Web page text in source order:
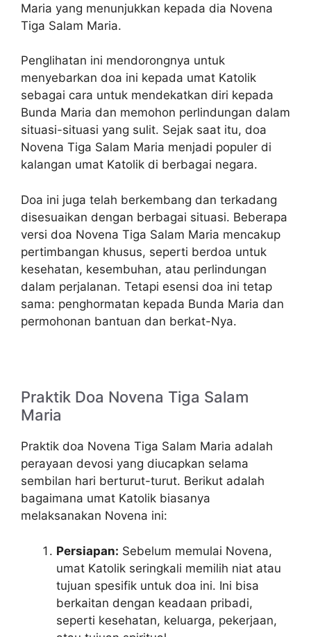
Maria yang menunjukkan kepada dia Novena
Tiga Salam Maria.
Penglihatan ini mendorongnya untuk
menyebarkan doa ini kepada umat Katolik
sebagai cara untuk mendekatkan diri kepada
Bunda Maria dan memohon perlindungan dalam
situasi-situasi yang sulit. Sejak saat itu, doa
Novena Tiga Salam Maria menjadi populer di
kalangan umat Katolik di berbagai negara.
Doa ini juga telah berkembang dan terkadang
disesuaikan dengan berbagai situasi. Beberapa
versi doa Novena Tiga Salam Maria mencakup
pertimbangan khusus, seperti berdoa untuk
kesehatan, kesembuhan, atau perlindungan
dalam perjalanan. Tetapi esensi doa ini tetap
sama: penghormatan kepada Bunda Maria dan
permohonan bantuan dan berkat-Nya.
Praktik Doa Novena Tiga Salam
Maria
Praktik doa Novena Tiga Salam Maria adalah
perayaan devosi yang diucapkan selama
sembilan hari berturut-turut. Berikut adalah
bagaimana umat Katolik biasanya
melaksanakan Novena ini:
Persiapan: Sebelum memulai Novena,
umat Katolik seringkali memilih niat atau
tujuan spesifik untuk doa ini. Ini bisa
berkaitan dengan keadaan pribadi,
seperti kesehatan, keluarga, pekerjaan,